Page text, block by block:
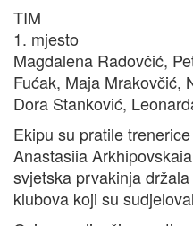
TIM
1. mjesto
Magdalena Radovčić,
Fućak, Maja Mrakovčić,
Dora Stanković,
Ekipu su pratile
Anastasiia
svjetska prvakinja
klubova koji su